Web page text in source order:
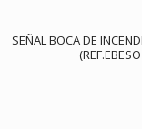
SEÑAL BOCA DE